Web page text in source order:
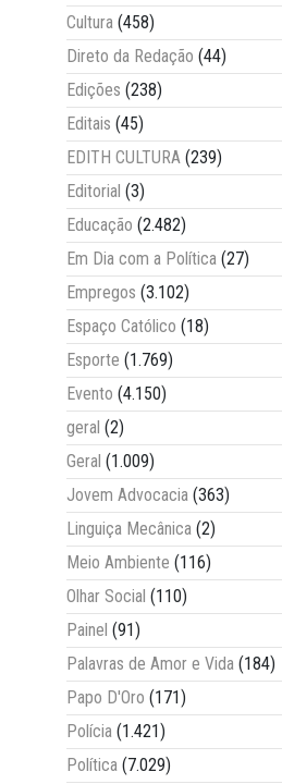
Cultura (458)
Direto da Redação (44)
Edições (238)
Editais (45)
EDITH CULTURA (239)
Editorial (3)
Educação (2.482)
Em Dia com a Política (27)
Empregos (3.102)
Espaço Católico (18)
Esporte (1.769)
Evento (4.150)
geral (2)
Geral (1.009)
Jovem Advocacia (363)
Linguiça Mecânica (2)
Meio Ambiente (116)
Olhar Social (110)
Painel (91)
Palavras de Amor e Vida (184)
Papo D'Oro (171)
Polícia (1.421)
Política (7.029)